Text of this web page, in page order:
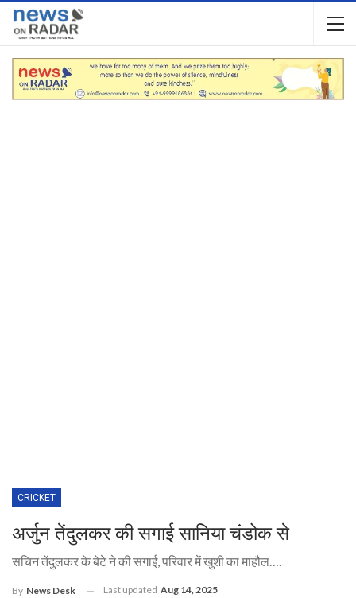
CRICKET
अर्जुन तेंदुलकर की सगाई सानिया चंडोक से
सचिन तेंदुलकर के बेटे ने की सगाई, परिवार में खुशी का माहौल….
By News Desk Last updated Aug 14, 2025